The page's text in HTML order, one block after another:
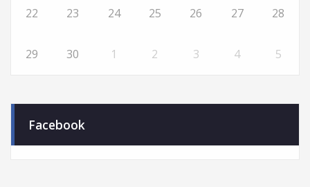
22 23 24 25 26 27 28
29 30 1 2 3 4 5
Facebook